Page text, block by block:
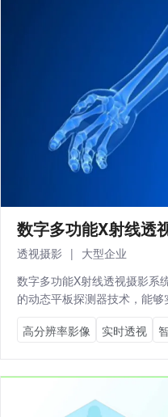
数字多功能X射线透
透视摄影 | 大型企业
数字多功能X射线透视摄影系
的动态平板探测器技术，能够
高分辨率影像
实时透视